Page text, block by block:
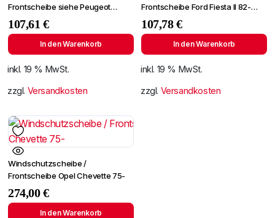
Frontscheibe siehe Peugeot
Partner 96- (2724)
107,61€
In den Warenkorb
inkl. 19 % MwSt.
zzgl. Versandkosten
Frontscheibe Ford Fiesta II 82-
+SPF
107,78€
In den Warenkorb
inkl. 19 % MwSt.
zzgl. Versandkosten
Windschutzscheibe /
Frontscheibe Opel Chevette 75-
274,00€
In den Warenkorb